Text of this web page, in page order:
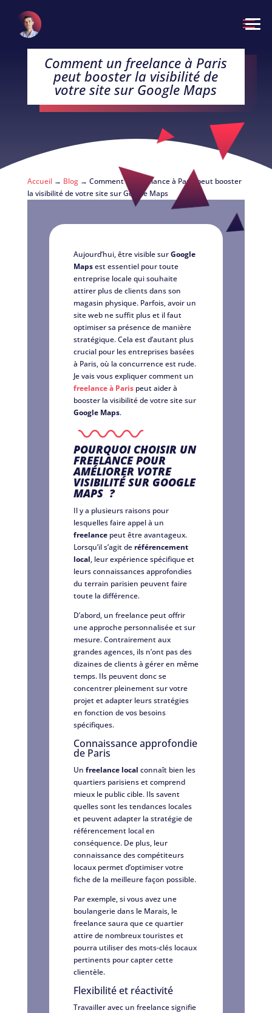
Comment un freelance à Paris
peut booster la visibilité de
votre site sur Google Maps
Accueil→ Blog→ Comment un freelance à Paris peut booster
la visibilité de votre site sur Google Maps
Aujourd’hui, être visible surGoogle
Mapsest essentiel pour toute
entreprise locale qui souhaite
attirer plus de clients dans son
magasin physique. Parfois, avoir un
site web ne suffit plus et il faut
optimiser sa présence de manière
stratégique. Cela est d’autant plus
crucial pour les entreprises basées
à Paris, où la concurrence est rude.
Je vais vous expliquer comment un
freelance à Parispeut aider à
booster la visibilité de votre site sur
Google Maps.
POURQUOI CHOISIR UN
FREELANCE POUR
AMÉLIORER VOTRE
VISIBILITÉ SUR GOOGLE
MAPS ?
Il y a plusieurs raisons pour
lesquelles faire appel à un
freelancepeut être avantageux.
Lorsqu’il s’agit de référencement
local, leur expérience spécifique et
leurs connaissances approfondies
du terrain parisien peuvent faire
toute la différence.
D’abord, un freelance peut offrir
une approche personnalisée et sur
mesure. Contrairement aux
grandes agences, ils n’ont pas des
dizaines de clients à gérer en même
temps. Ils peuvent donc se
concentrer pleinement sur votre
projet et adapter leurs stratégies
en fonction de vos besoins
spécifiques.
Connaissance approfondie
de Paris
Un freelance local connaît bien les
quartiers parisiens et comprend
mieux le public cible. Ils savent
quelles sont les tendances locales
et peuvent adapter la stratégie de
référencement local en
conséquence. De plus, leur
connaissance des compétiteurs
locaux permet d’optimiser votre
fiche de la meilleure façon possible.
Par exemple, si vous avez une
boulangerie dans le Marais, le
freelance saura que ce quartier
attire de nombreux touristes et
pourra utiliser des mots-clés locaux
pertinents pour capter cette
clientèle.
Flexibilité et réactivité
Travailler avec un freelance signifie